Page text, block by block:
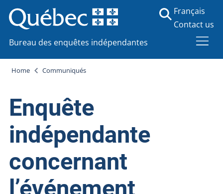
Bureau des enquêtes indépendantes
Français
Contact us
Home Communiqués
Enquête
indépendante
concernant
l’événement